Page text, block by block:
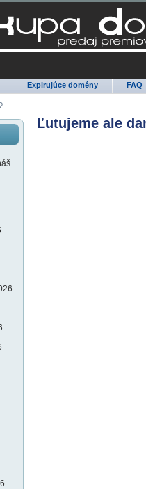
Expirujúce domény FAQ
Ľutujeme ale